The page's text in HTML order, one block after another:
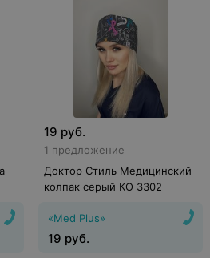
19 руб.
1 предложение
Доктор Стиль Медицинский
колпак серый КО 3302
«Med Plus»
19 руб.